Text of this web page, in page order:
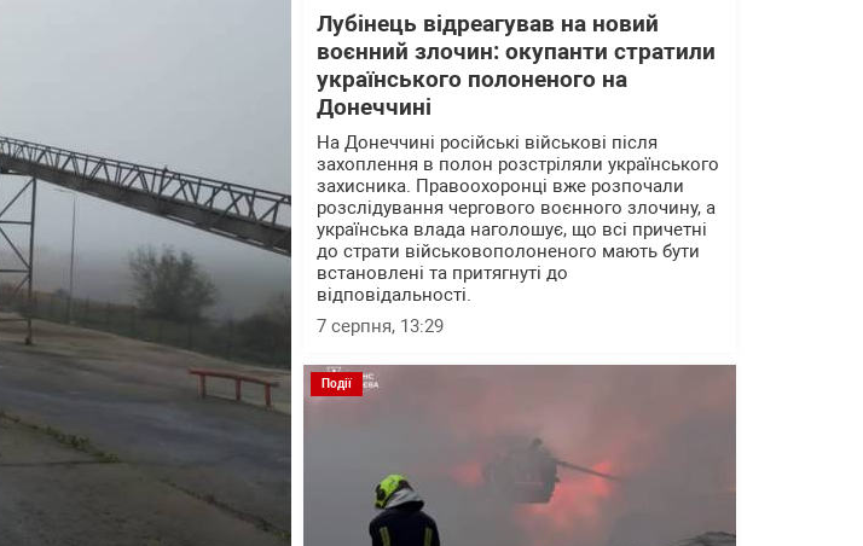
Лубінець відреагував на новий
воєнний злочин: окупанти стратили
українського полоненого на
Донеччині
На Донеччині російські військові після
захоплення в полон розстріляли українського
захисника. Правоохоронці вже розпочали
розслідування чергового воєнного злочину, а
українська влада наголошує, що всі причетні
до страти військовополоненого мають бути
встановлені та притягнуті до
відповідальності.
7 серпня, 13:29
Події